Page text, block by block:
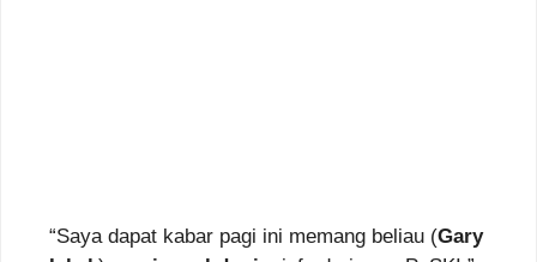
“Saya dapat kabar pagi ini memang beliau (Gary